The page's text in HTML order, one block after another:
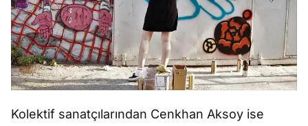
Kolektif sanatçılarından Cenkhan Aksoy ise